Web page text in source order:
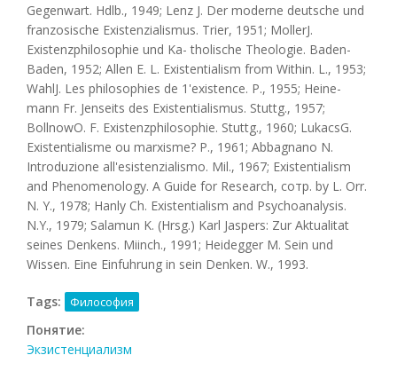
Gegenwart. Hdlb., 1949; Lenz J. Der moderne deutsche und
franzosische Existenzialismus. Trier, 1951; MollerJ.
Existenzphilosophie und Ka- tholische Theologie. Baden-
Baden, 1952; Allen E. L. Existentialism from Within. L., 1953;
WahlJ. Les philosophies de 1'existence. P., 1955; Heine-
mann Fr. Jenseits des Existentialismus. Stuttg., 1957;
BollnowO. F. Existenzphilosophie. Stuttg., 1960; LukacsG.
Existentialisme ou marxisme? P., 1961; Abbagnano N.
Introduzione all'esistenzialismo. Mil., 1967; Existentialism
and Phenomenology. A Guide for Research, сотр. by L. Orr.
N. Y., 1978; Hanly Ch. Existentialism and Psychoanalysis.
N.Y., 1979; Salamun K. (Hrsg.) Karl Jaspers: Zur Aktualitat
seines Denkens. Miinch., 1991; Heidegger M. Sein und
Wissen. Eine Einfuhrung in sein Denken. W., 1993.
Tags: Философия
Понятие:
Экзистенциализм